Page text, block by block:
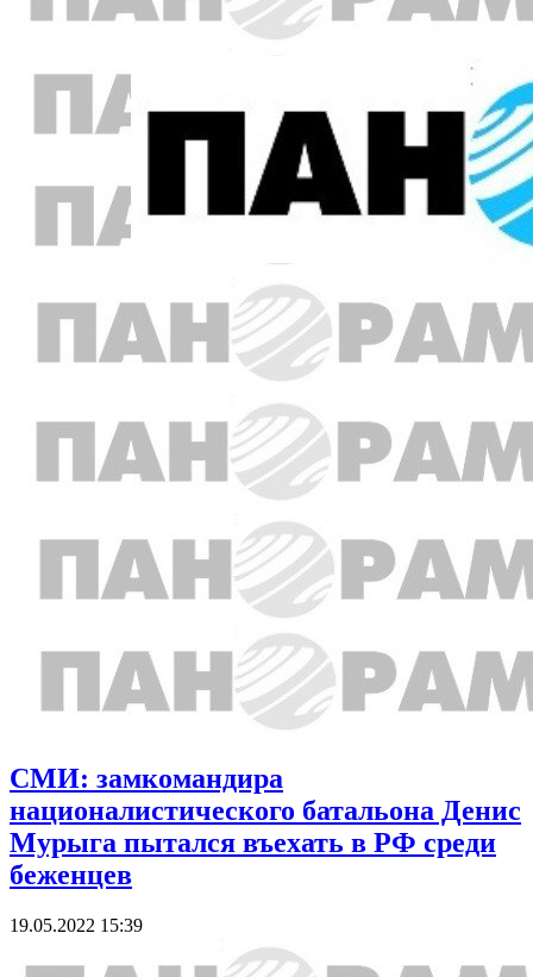
СМИ: замкомандира
националистического батальона Денис
Мурыга пытался въехать в РФ среди
беженцев
19.05.2022 15:39